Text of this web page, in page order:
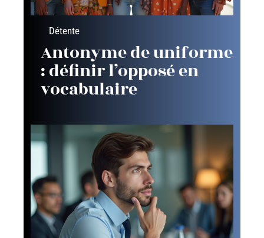
Détente
Antonyme de uniforme
: définir l’opposé en
vocabulaire